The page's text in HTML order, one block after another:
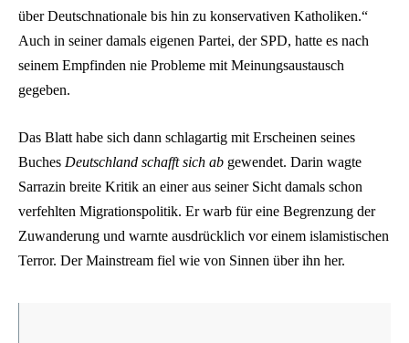
über Deutschnationale bis hin zu konservativen Katholiken.“
Auch in seiner damals eigenen Partei, der SPD, hatte es nach
seinem Empfinden nie Probleme mit Meinungsaustausch
gegeben.
Das Blatt habe sich dann schlagartig mit Erscheinen seines
Buches Deutschland schafft sich ab gewendet. Darin wagte
Sarrazin breite Kritik an einer aus seiner Sicht damals schon
verfehlten Migrationspolitik. Er warb für eine Begrenzung der
Zuwanderung und warnte ausdrücklich vor einem islamistischen
Terror. Der Mainstream fiel wie von Sinnen über ihn her.